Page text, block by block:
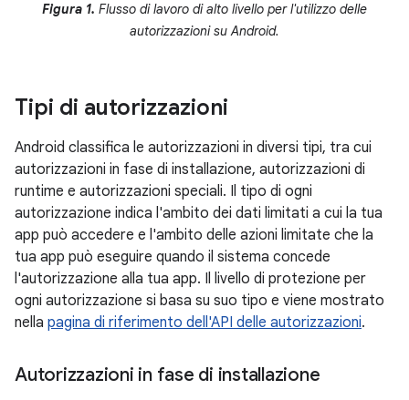
Figura 1. Flusso di lavoro di alto livello per l'utilizzo delle
autorizzazioni su Android.
Tipi di autorizzazioni
Android classifica le autorizzazioni in diversi tipi, tra cui
autorizzazioni in fase di installazione, autorizzazioni di
runtime e autorizzazioni speciali. Il tipo di ogni
autorizzazione indica l'ambito dei dati limitati a cui la tua
app può accedere e l'ambito delle azioni limitate che la
tua app può eseguire quando il sistema concede
l'autorizzazione alla tua app. Il livello di protezione per
ogni autorizzazione si basa su suo tipo e viene mostrato
nella pagina di riferimento dell'API delle autorizzazioni.
Autorizzazioni in fase di installazione